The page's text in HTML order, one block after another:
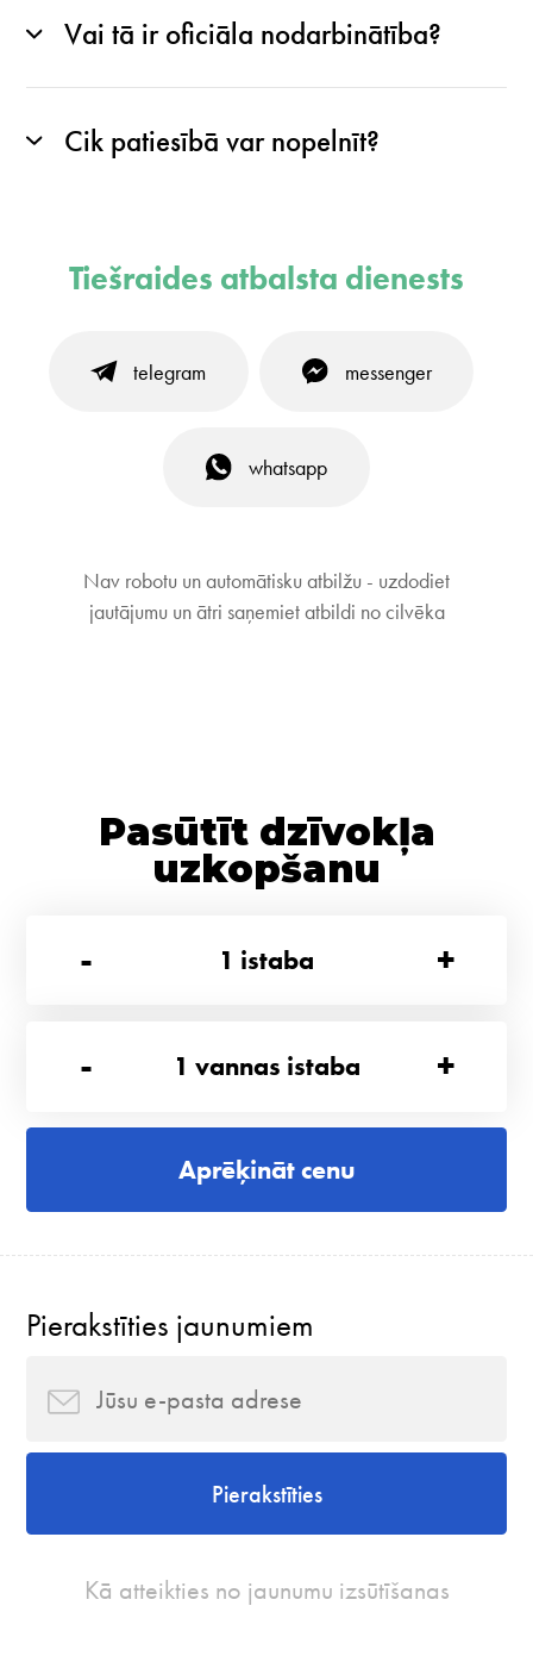
Vai tā ir oficiāla nodarbinātība?
Cik patiesībā var nopelnīt?
Tiešraides atbalsta dienests
telegram messenger
whatsapp
Nav robotu un automātisku atbilžu - uzdodiet
jautājumu un ātri saņemiet atbildi no cilvēka
Pasūtīt dzīvokļa
uzkopšanu
-
1 istaba +
- 1 vannas istaba +
Aprēķināt cenu
Pierakstīties jaunumiem
Pierakstīties
Kā atteikties no jaunumu izsūtīšanas